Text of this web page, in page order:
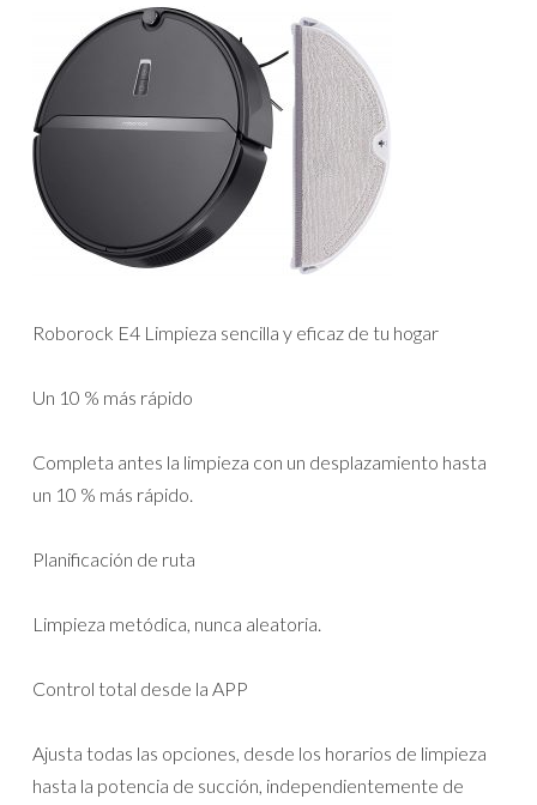
Roborock E4 Limpieza sencilla y eficaz de tu hogar
Un 10 % más rápido
Completa antes la limpieza con un desplazamiento hasta
un 10 % más rápido.
Planificación de ruta
Limpieza metódica, nunca aleatoria.
Control total desde la APP
Ajusta todas las opciones, desde los horarios de limpieza
hasta la potencia de succión, independientemente de